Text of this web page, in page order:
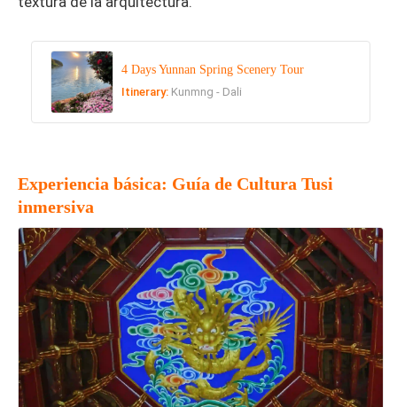
4 Days Yunnan Spring Scenery Tour
Itinerary: Kunmng - Dali
Experiencia básica: Guía de Cultura Tusi
inmersiva